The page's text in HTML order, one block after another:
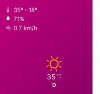
35º - 18º
71%
0.7 km/h
35 ℃
D